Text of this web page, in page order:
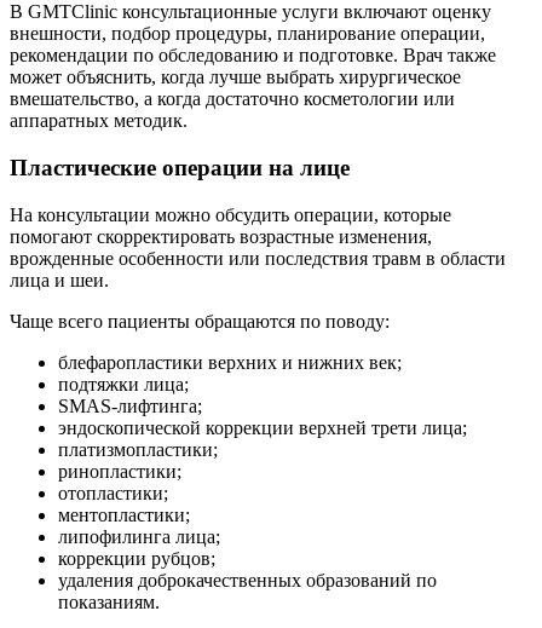
В GMTClinic консультационные услуги включают оценку
внешности, подбор процедуры, планирование операции,
рекомендации по обследованию и подготовке. Врач также
может объяснить, когда лучше выбрать хирургическое
вмешательство, а когда достаточно косметологии или
аппаратных методик.
Пластические операции на лице
На консультации можно обсудить операции, которые
помогают скорректировать возрастные изменения,
врожденные особенности или последствия травм в области
лица и шеи.
Чаще всего пациенты обращаются по поводу:
блефаропластики верхних и нижних век;
подтяжки лица;
SMAS-лифтинга;
эндоскопической коррекции верхней трети лица;
платизмопластики;
ринопластики;
отопластики;
ментопластики;
липофилинга лица;
коррекции рубцов;
удаления доброкачественных образований по
показаниям.